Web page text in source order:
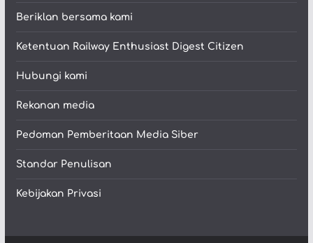
Beriklan bersama kami
Ketentuan Railway Enthusiast Digest Citizen
Hubungi kami
Rekanan media
Pedoman Pemberitaan Media Siber
Standar Penulisan
Kebijakan Privasi